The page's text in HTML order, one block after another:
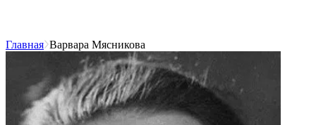
Главная Варвара Мясникова